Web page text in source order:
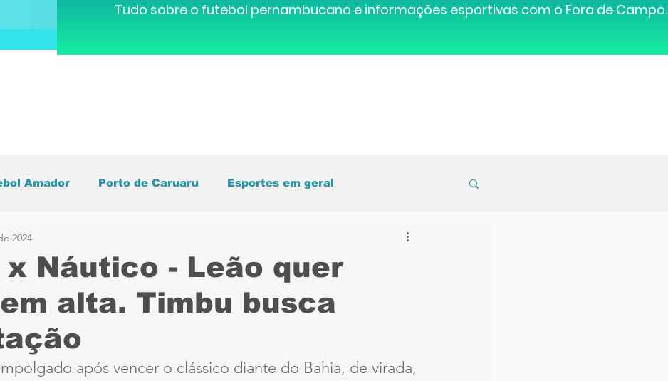
Tudo sobre o futebol pernambucano e informações esportivas com o Fora de Campo.
Amador Porto de Caruaru Esportes em geral
do Mundo Central de Caruaru
Sport Série B ciclismo parapan Destaque
Cruz
Náutico - Leão quer
alta. Timbu busca
2024
após vencer o clássico diante do Bahia, de virada,